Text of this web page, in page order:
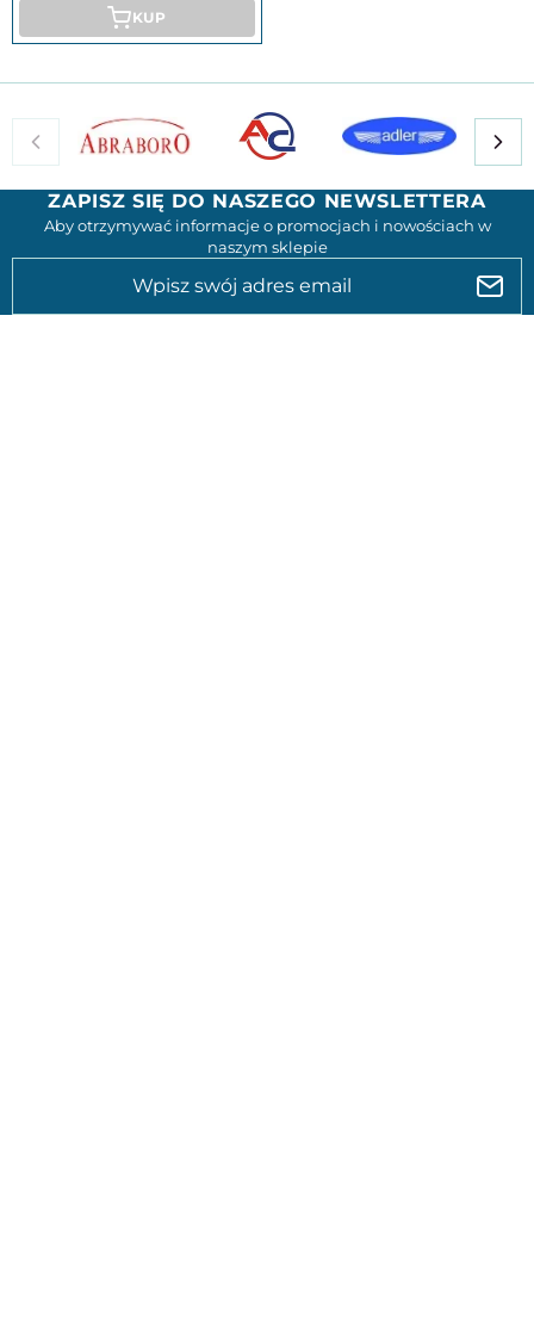
KUP
ZAPISZ SIĘ DO NASZEGO NEWSLETTERA
Aby otrzymywać informacje o promocjach i nowościach w
naszym sklepie